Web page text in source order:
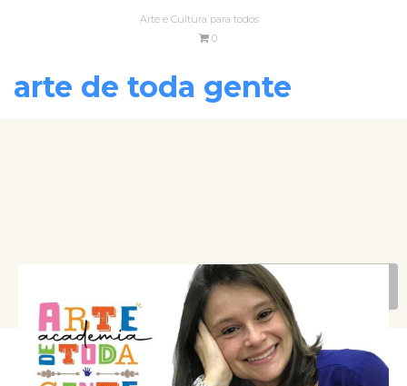
Arte e Cultura para todos
0
arte de toda gente